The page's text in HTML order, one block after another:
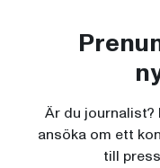
Är du journalist?
ansöka om ett
till